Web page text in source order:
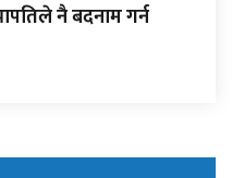
नै बदनाम गर्न